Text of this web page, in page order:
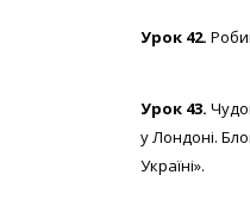
Урок 42.
Урок 43.
у Лондоні.
Україні».